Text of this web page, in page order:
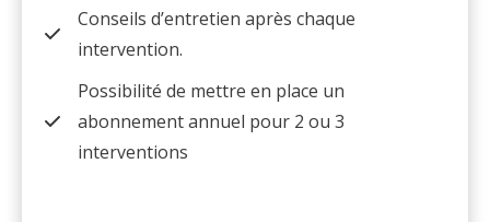
Conseils d’entretien après chaque
intervention.
Possibilité de mettre en place un
abonnement annuel pour 2 ou 3
interventions